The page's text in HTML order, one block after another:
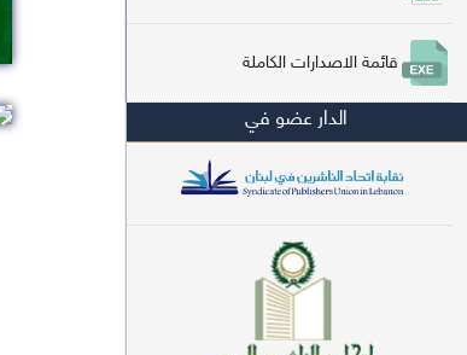
تفسير قرآن (106)
علم كلام (96)
أخلاق وتصوف (91)
سير وتراجم (90)
معاجم لغوية (89)
سيرة نبوية وتصوف (81)
قائمة الاصدارات الكاملة
الدار عضو في